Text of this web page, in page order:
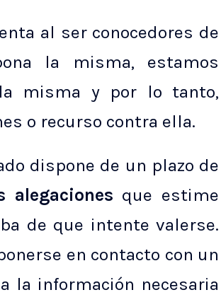
al ser conocedores de
la misma, estamos
misma y por lo tanto,
o recurso contra ella.
dispone de un plazo de
que estime
de que intente valerse.
en contacto con un
la información necesaria